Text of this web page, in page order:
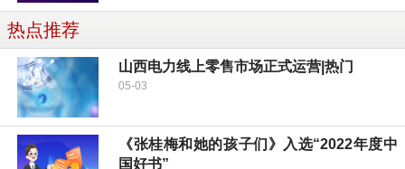
热点推荐
山西电力线上零售市场正式运营|热门
05-03
《张桂梅和她的孩子们》入选“2022年度中
国好书”